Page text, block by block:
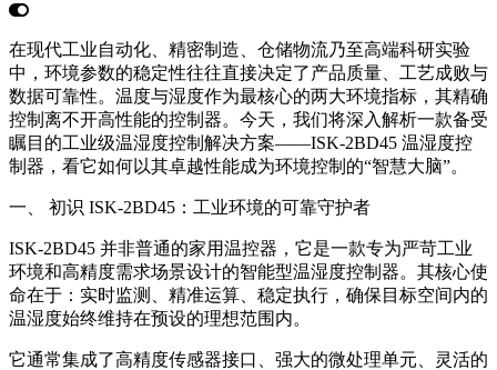
在现代工业自动化、精密制造、仓储物流乃至高端科研实验
中，环境参数的稳定性往往直接决定了产品质量、工艺成败与
数据可靠性。温度与湿度作为最核心的两大环境指标，其精确
控制离不开高性能的控制器。今天，我们将深入解析一款备受
瞩目的工业级温湿度控制解决方案——ISK-2BD45 温湿度控
制器，看它如何以其卓越性能成为环境控制的“智慧大脑”。
一、 初识 ISK-2BD45：工业环境的可靠守护者
ISK-2BD45 并非普通的家用温控器，它是一款专为严苛工业
环境和高精度需求场景设计的智能型温湿度控制器。其核心使
命在于：实时监测、精准运算、稳定执行，确保目标空间内的
温湿度始终维持在预设的理想范围内。
它通常集成了高精度传感器接口、强大的微处理单元、灵活的